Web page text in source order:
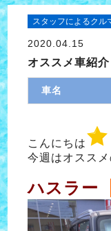
スタッフによるクル
2020.04.15
オススメ車紹介
車名
こんにちは
今週はオススメ
ハスラー